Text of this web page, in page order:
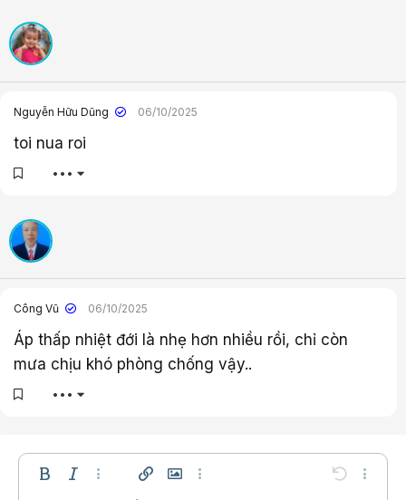
Nguyễn Hữu Dũng 06/10/2025
toi nua roi
•••
Công Vũ 06/10/2025
Áp thấp nhiệt đới là nhẹ hơn nhiều rồi, chỉ còn
mưa chịu khó phòng chống vậy..
•••
Bold In nghiêngThêm tùy chọn…
Chèn liên kết
Chèn hình ảnh
Thêm tùy chọn… Undo Thêm